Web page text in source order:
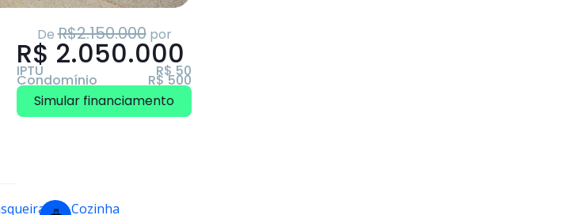
DeR$2.150.000por
R$ 2.050.000
IPTU R$ 50
Condomínio
R$ 500
Simular financiamento
Cozinha